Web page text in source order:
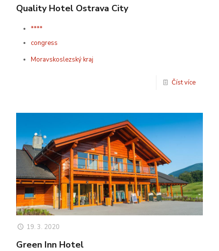
Quality Hotel Ostrava City
****
congress
Moravskoslezský kraj
Číst více
19. 3. 2020
Green Inn Hotel